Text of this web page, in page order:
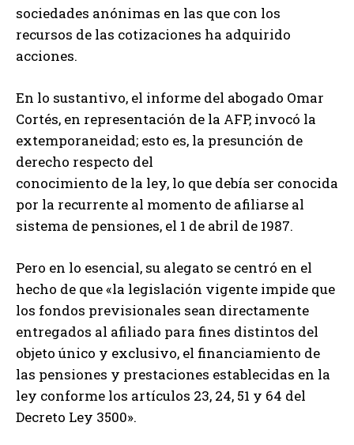
sociedades anónimas en las que con los
recursos de las cotizaciones ha adquirido
acciones.
En lo sustantivo, el informe del abogado Omar
Cortés, en representación de la AFP, invocó la
extemporaneidad; esto es, la presunción de
derecho respecto del
conocimiento de la ley, lo que debía ser conocida
por la recurrente al momento de afiliarse al
sistema de pensiones, el 1 de abril de 1987.
Pero en lo esencial, su alegato se centró en el
hecho de que «la legislación vigente impide que
los fondos previsionales sean directamente
entregados al afiliado para fines distintos del
objeto único y exclusivo, el financiamiento de
las pensiones y prestaciones establecidas en la
ley conforme los artículos 23, 24, 51 y 64 del
Decreto Ley 3500».